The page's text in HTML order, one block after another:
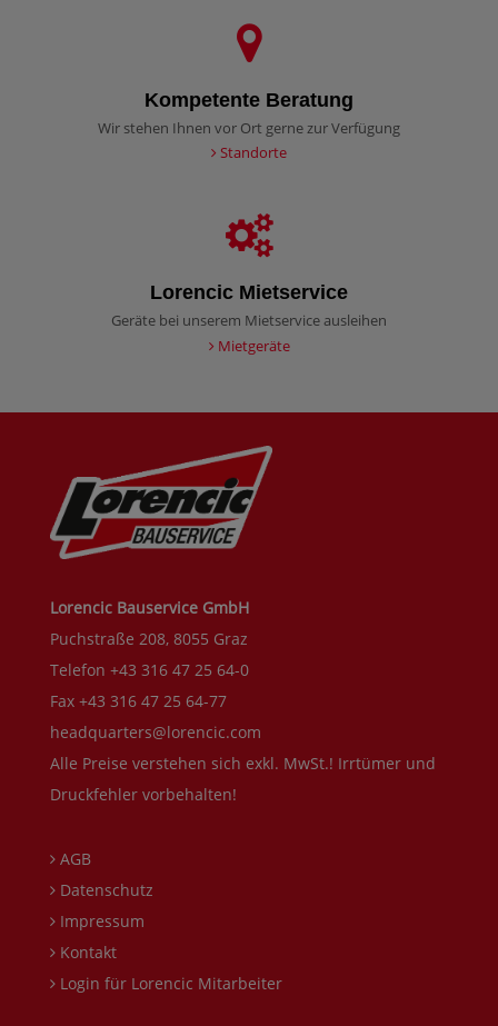
Kompetente Beratung
Wir stehen Ihnen vor Ort gerne zur Verfügung
Standorte
Lorencic Mietservice
Geräte bei unserem Mietservice ausleihen
Mietgeräte
Lorencic Bauservice GmbH
Puchstraße 208, 8055 Graz
Telefon +43 316 47 25 64-0
Fax +43 316 47 25 64-77
headquarters@lorencic.com
Alle Preise verstehen sich exkl. MwSt.! Irrtümer und
Druckfehler vorbehalten!
AGB
Datenschutz
Impressum
Kontakt
Login für Lorencic Mitarbeiter